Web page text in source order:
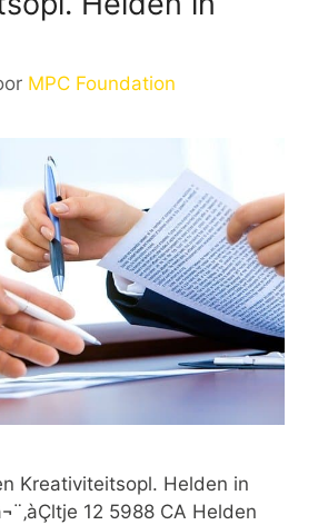
MPC Foundation
Kreativiteitsopl. Helden in
12 5988 CA Helden